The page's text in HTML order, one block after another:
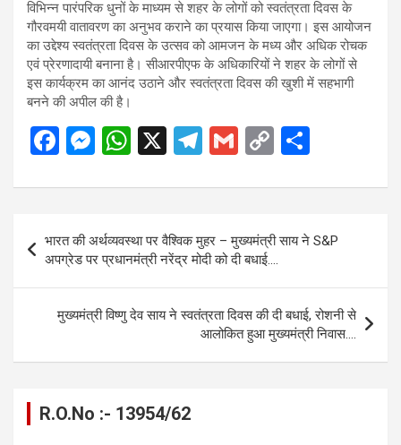
विभिन्न पारंपरिक धुनों के माध्यम से शहर के लोगों को स्वतंत्रता दिवस के
गौरवमयी वातावरण का अनुभव कराने का प्रयास किया जाएगा। इस आयोजन
का उद्देश्य स्वतंत्रता दिवस के उत्सव को आमजन के मध्य और अधिक रोचक
एवं प्रेरणादायी बनाना है। सीआरपीएफ के अधिकारियों ने शहर के लोगों से
इस कार्यक्रम का आनंद उठाने और स्वतंत्रता दिवस की खुशी में सहभागी
बनने की अपील की है।
F
ce
o
o
k
M
se
n
g
er
W
at
A
p
p
X
T
e
a
m
G
ail
C
py
Li
n
k
ar
e
navigation
भारत की अर्थव्यवस्था पर वैश्विक मुहर – मुख्यमंत्री साय ने S&P
अपग्रेड पर प्रधानमंत्री नरेंद्र मोदी को दी बधाई….
मुख्यमंत्री विष्णु देव साय ने स्वतंत्रता दिवस की दी बधाई, रोशनी से
आलोकित हुआ मुख्यमंत्री निवास….
R.O.No :- 13954/62